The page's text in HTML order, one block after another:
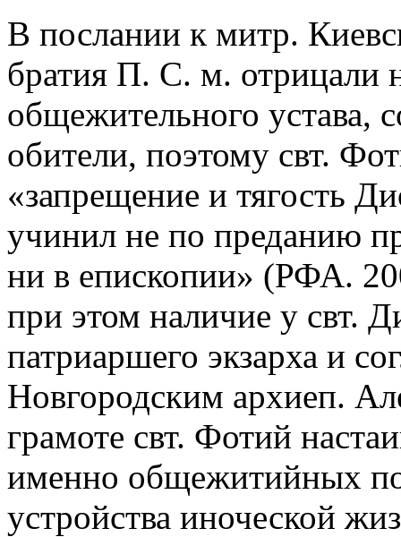
В послании к митр.
братия П. С. м. отрицали
общежительного устава,
обители, поэтому свт.
«запрещение и тягость
учинил не по преданию
ни в епископии» (РФА.
при этом наличие у свт.
патриаршего экзарха и
Новгородским архиеп.
грамоте свт. Фотий
именно общежитийных
устройства иноческой